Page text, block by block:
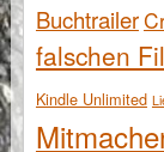
Buchtrailer
falschen
Kindle Unlimited